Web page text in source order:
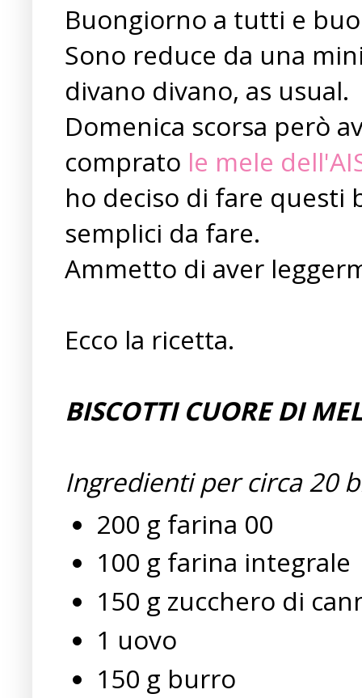
Buongiorno a tutti e
Sono reduce da una
divano divano, as usual.
Domenica scorsa però
comprato le mele
ho deciso di fare questi
semplici da fare.
Ammetto di aver
Ecco la ricetta.
BISCOTTI CUORE DI
Ingredienti per circa 20
200 g farina 00
100 g farina integrale
150 g zucchero di
1 uovo
150 g burro